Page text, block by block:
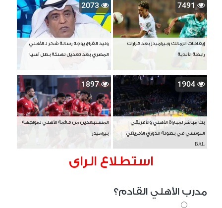
7491
إيقافات الزمالك وبيراميدز بعد قرارات
رابطة الأندية
2073
وليد الفراج يوجه رسالة شكر لـ الأهلي
المصري بعد تعديل تهنئة بطل آسيا
1904
بث مباشر لمباراة الأهلي والأفريقي
التونسي في بطولة الدوري الأفريقي
BAL
1897
المستبعدين من قائمة الأهلي لمواجهة
بيراميدز
استطلاع الراى
مدرب الأهلي القادم؟